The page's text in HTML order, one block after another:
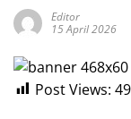
Editor
15 April 2026
Post Views: